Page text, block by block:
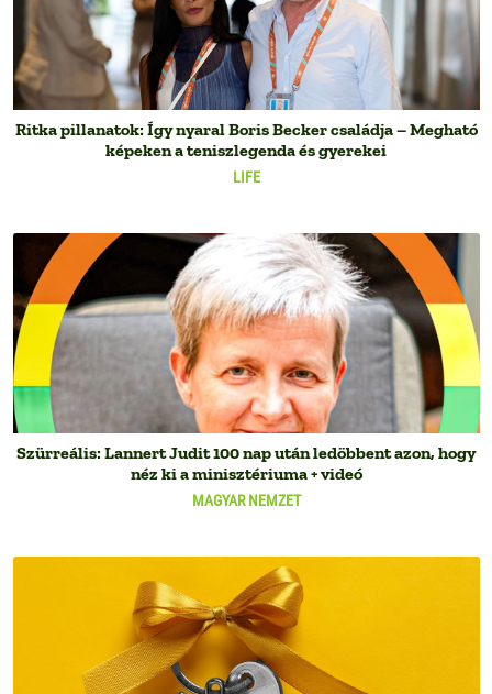
LIFE
Ritka pillanatok: Így nyaral Boris Becker családja – Megható
képeken a teniszlegenda és gyerekei
MAGYAR NEMZET
Szürreális: Lannert Judit 100 nap után ledöbbent azon, hogy
néz ki a minisztériuma + videó